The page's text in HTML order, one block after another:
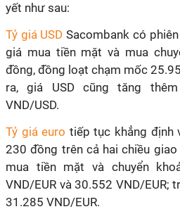
yết như sau:
Tỷ giá USD Sacombank có
giá mua tiền mặt và mua
đồng, đồng loạt chạm mốc
ra, giá USD cũng tăng
VND/USD.
Tỷ giá euro tiếp tục khẳng định
230 đồng trên cả hai chiều giao
mua tiền mặt và chuyển
VND/EUR và 30.552 VND/EUR;
31.285 VND/EUR.